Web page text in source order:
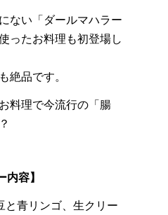
ない「ダールマハラー
ったお料理も初登場し
絶品です。
料理で今流行の「腸
内容】
と青リンゴ、生クリー